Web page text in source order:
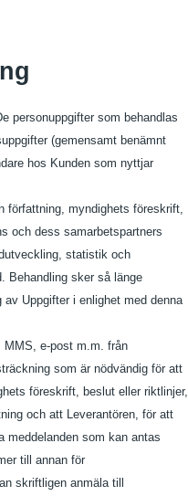
personuppgifter som behandlas
(gemensamt benämnt
hos Kunden som nyttjar
författning, myndighets föreskrift,
och dess samarbetspartners
statistik och
Behandling sker så länge
Uppgifter i enlighet med denna
MMS, e-post m.m. från
som är nödvändig för att
föreskrift, beslut eller riktlinjer,
och att Leverantören, för att
meddelanden som kan antas
till annan för
skriftligen anmäla till